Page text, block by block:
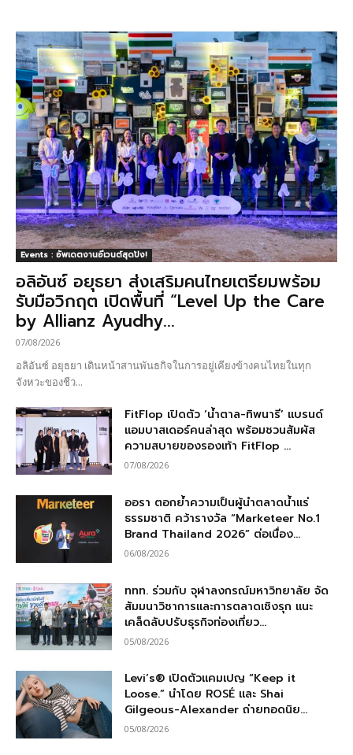
Events : อัพเดตงานอีเวนต์สุดปัง!
อลิอันซ์ อยุธยา ส่งเสริมคนไทยเตรียมพร้อม
รับมือวิกฤต เปิดพื้นที่ “Level Up the Care
by Allianz Ayudhy...
07/08/2026
อลิอันซ์ อยุธยา เดินหน้าสานพันธกิจในการอยู่เคียงข้างคนไทยในทุก
จังหวะของชีว...
FitFlop เปิดตัว ‘น้ำตาล-ทิพนารี’ แบรนด์
แอมบาสเดอร์คนล่าสุด พร้อมชวนสัมผัส
ความสบายของรองเท้า FitFlop ...
07/08/2026
ออรา ตอกย้ำความเป็นผู้นำตลาดน้ำแร่
ธรรมชาติ คว้ารางวัล “Marketeer No.1
Brand Thailand 2026” ต่อเนื่อง...
06/08/2026
ททท. ร่วมกับ จุฬาลงกรณ์มหาวิทยาลัย จัด
สัมมนาวิชาการและการตลาดเชิงรุก แนะ
เคล็ดลับปรับธุรกิจท่องเที่ยว...
05/08/2026
Levi’s® เปิดตัวแคมเปญ “Keep it
Loose.” นำโดย ROSÉ และ Shai
Gilgeous-Alexander ถ่ายทอดนิย...
05/08/2026